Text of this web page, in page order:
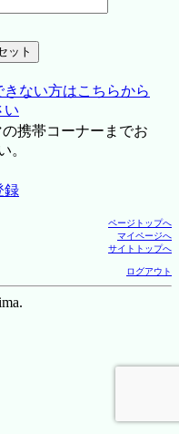
ない方はこちらから
い
携帯コーナーまでお
。
録
ページトップへ
マイページへ
サイトトップへ
ログアウト